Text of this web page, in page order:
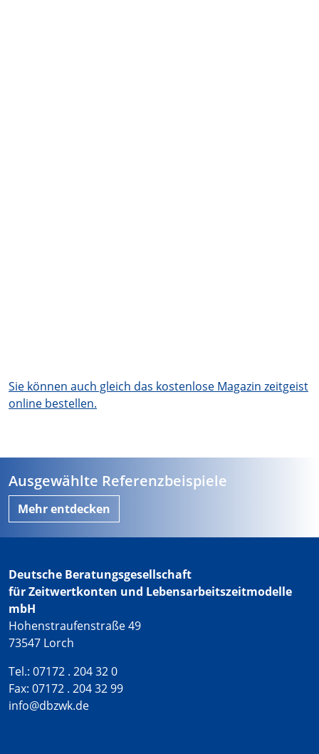
Sie können auch gleich das kostenlose Magazin zeitgeist
online bestellen.
Ausgewählte Referenzbeispiele
Mehr entdecken
Deutsche Beratungsgesellschaft
für Zeitwertkonten und Lebensarbeitszeitmodelle
mbH
Hohenstraufenstraße 49
73547 Lorch
Tel.: 07172 . 204 32 0
Fax: 07172 . 204 32 99
info@dbzwk.de